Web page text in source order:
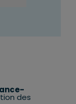
des